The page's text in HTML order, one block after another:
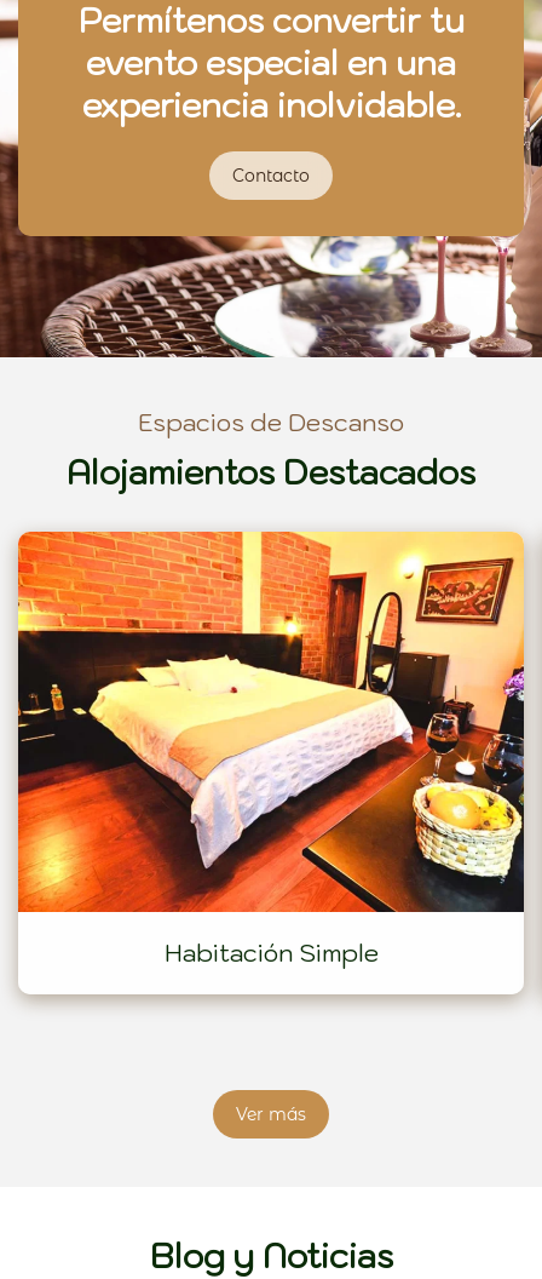
Permítenos convertir tu
evento especial en una
experiencia inolvidable.
Contacto
Espacios de Descanso
Alojamientos Destacados
Habitación Triple
Ver más
Blog y Noticias